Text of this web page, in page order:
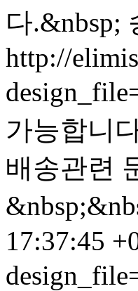
다.&nbsp;
http://
가능합니
배송관련
17:37:45